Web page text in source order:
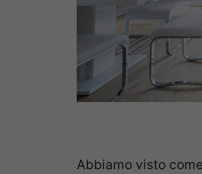
Abbiamo visto come